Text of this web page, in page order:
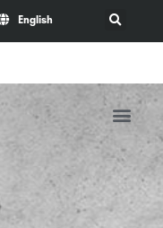
English